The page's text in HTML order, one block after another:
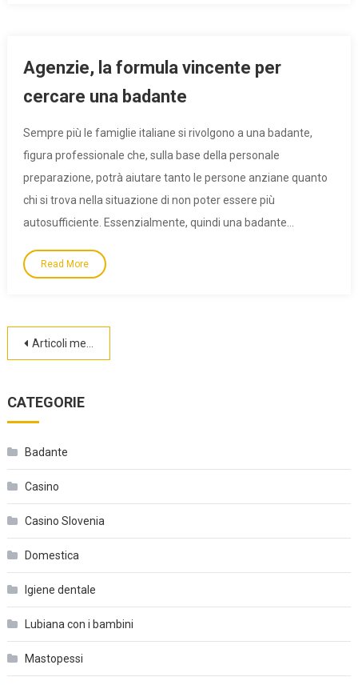
Agenzie, la formula vincente per
cercare una badante
Sempre più le famiglie italiane si rivolgono a una badante,
figura professionale che, sulla base della personale
preparazione, potrà aiutare tanto le persone anziane quanto
chi si trova nella situazione di non poter essere più
autosufficiente. Essenzialmente, quindi una badante…
Read More
Navigazione
Articoli meno recenti
CATEGORIE
Badante
Casino
Casino Slovenia
Domestica
Igiene dentale
Lubiana con i bambini
Mastopessi